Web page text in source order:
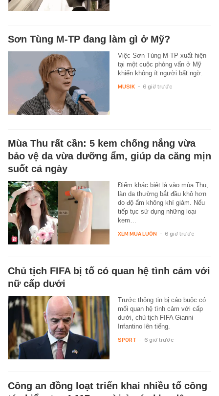
Sơn Tùng M-TP đang làm gì ở Mỹ?
Việc Sơn Tùng M-TP xuất hiện
tại một cuộc phỏng vấn ở Mỹ
khiến không ít người bất ngờ.
MUSIK - 6 giờ trước
Mùa Thu rất cần: 5 kem chống nắng vừa
bảo vệ da vừa dưỡng ẩm, giúp da căng mịn
suốt cả ngày
Điểm khác biệt là vào mùa Thu,
làn da thường bắt đầu khô hơn
do độ ẩm không khí giảm. Nếu
tiếp tục sử dụng những loại
kem…
XEM MUA LUÔN - 6 giờ trước
Chủ tịch FIFA bị tố có quan hệ tình cảm với
nữ cấp dưới
Trước thông tin bị cáo buộc có
mối quan hệ tình cảm với cấp
dưới, chủ tịch FIFA Gianni
Infantino lên tiếng.
SPORT - 6 giờ trước
Công an đồng loạt triển khai nhiều tổ công